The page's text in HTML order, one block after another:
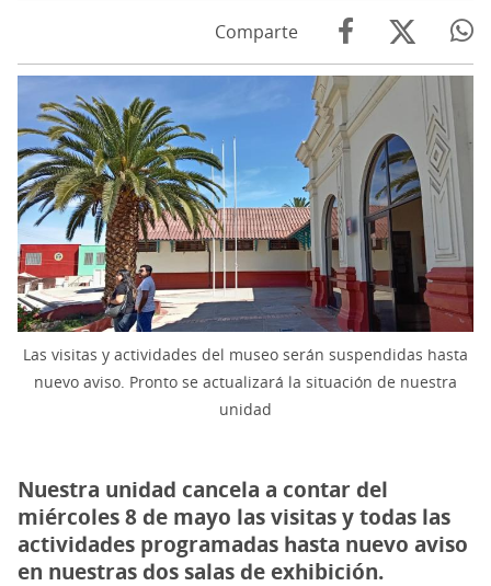
Comparte
Las visitas y actividades del museo serán suspendidas hasta
nuevo aviso. Pronto se actualizará la situación de nuestra
unidad
Nuestra unidad cancela a contar del
miércoles 8 de mayo las visitas y todas las
actividades programadas hasta nuevo aviso
en nuestras dos salas de exhibición.